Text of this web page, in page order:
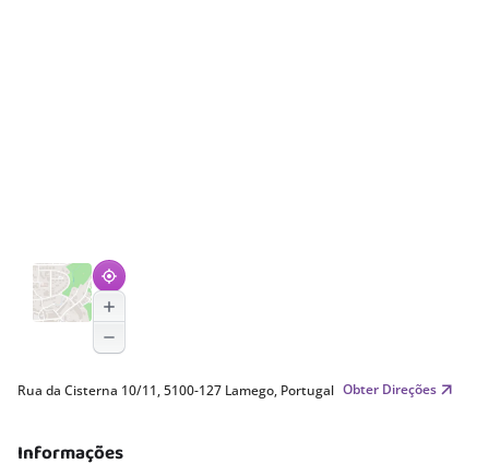
Rua da Cisterna 10/11, 5100-127 Lamego, Portugal Obter Direções
Informações